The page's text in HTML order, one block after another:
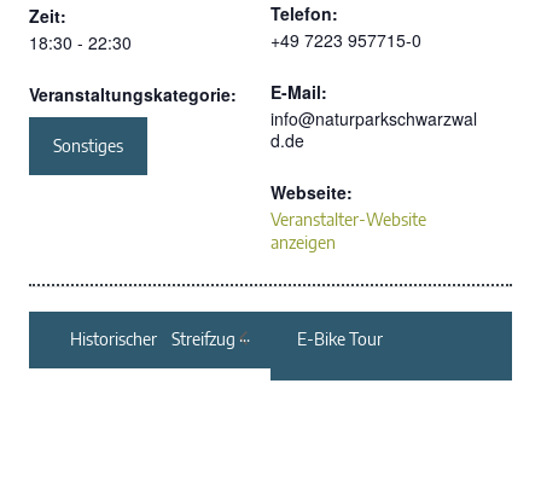
Zeit:
18:30 - 22:30
Veranstaltungskategorie:
Sonstiges
Telefon:
+49 7223 957715-0
E-Mail:
info@naturparkschwarzwal
d.de
Webseite:
Veranstalter-Website
anzeigen
Historischer Streifzug
E-Bike Tour